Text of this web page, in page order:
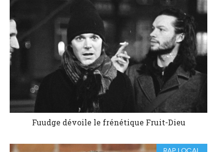
Fuudge dévoile le frénétique Fruit-Dieu